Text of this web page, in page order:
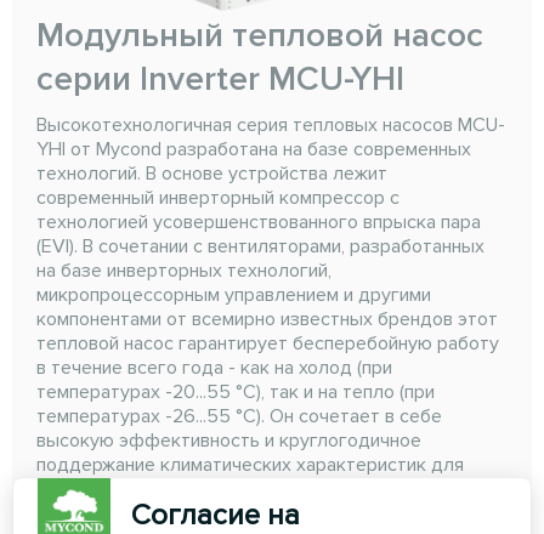
Модульный тепловой насос
серии Inverter MCU-YHI
Высокотехнологичная серия тепловых насосов MCU-
YHI от Mycond разработана на базе современных
технологий. В основе устройства лежит
современный инверторный компрессор с
технологией усовершенствованного впрыска пара
(EVI). В сочетании с вентиляторами, разработанных
на базе инверторных технологий,
микропроцессорным управлением и другими
компонентами от всемирно известных брендов этот
тепловой насос гарантирует бесперебойную работу
в течение всего года - как на холод (при
температурах -20...55 °C), так и на тепло (при
температурах -26...55 °C). Он сочетает в себе
высокую эффективность и круглогодичное
поддержание климатических характеристик для
любой системы
Согласие на